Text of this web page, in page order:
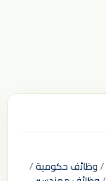
/وظائف حكومية/